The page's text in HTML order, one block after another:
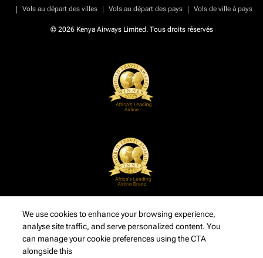
|
Vols au départ des villes | Vols au départ des pays | Vols de ville à pays
© 2026 Kenya Airways Limited. Tous droits réservés
We use cookies to enhance your browsing experience,
analyse site traffic, and serve personalized content. You
can manage your cookie preferences using the CTA
alongside this